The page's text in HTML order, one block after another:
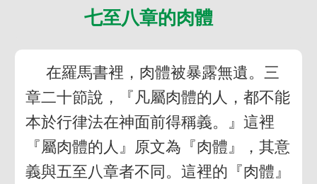
七至八章的肉體
在羅馬書裡，肉體被暴露無遺。三
章二十節說，『凡屬肉體的人，都不能
本於行律法在神面前得稱義。』這裡
『屬肉體的人』原文為『肉體』，其意
義與五至八章者不同。這裡的『肉體』